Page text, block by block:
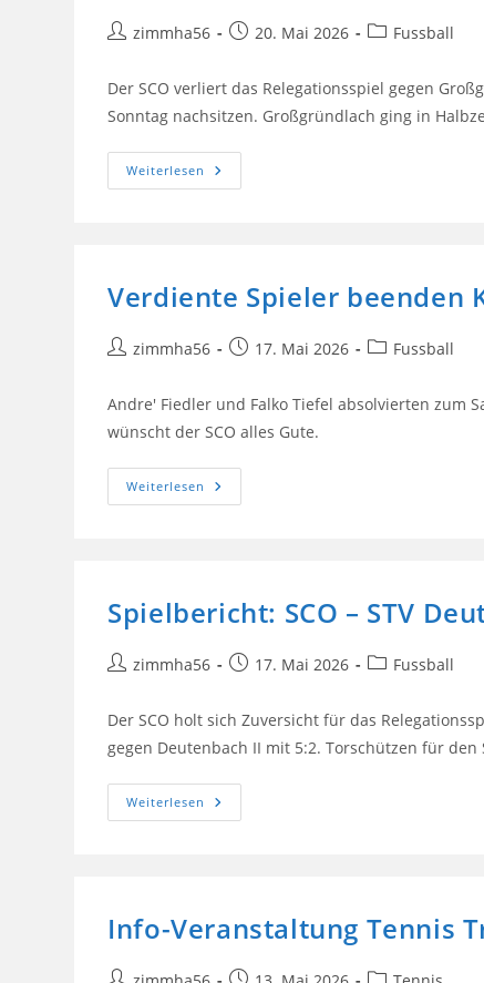
Beitrags-
zimmha56
Beitrag20. Mai 2026
Beitrags-
Fussball
Der SCO verliert das Relegationsspiel gegen
Sonntag nachsitzen. Großgründlach ging in
Weiterlesen Relegation
Teil
Verdiente Spieler beenden
Beitrags-
zimmha56
Beitrag17. Mai 2026
Beitrags-
Fussball
Andre' Fiedler und Falko Tiefel absolvierten zum
wünscht der SCO alles Gute.
Weiterlesen Verdiente
Spieler
Spielbericht: SCO – STV
Beitrags-
zimmha56
Beitrag17. Mai 2026
Beitrags-
Fussball
Der SCO holt sich Zuversicht für das
gegen Deutenbach II mit 5:2. Torschützen für den
Weiterlesen Spielbericht:
SCO
Info-Veranstaltung Tennis